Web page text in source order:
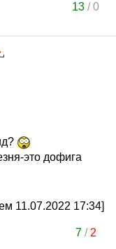
13 /0
это дофига
11.07.2022 17:34]
7/ 2